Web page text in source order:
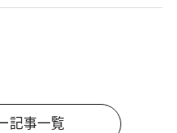
記事一覧